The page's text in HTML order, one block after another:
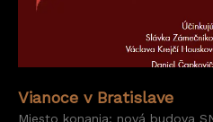
Vianoce v Bratislave
Miesto konania: nová budova